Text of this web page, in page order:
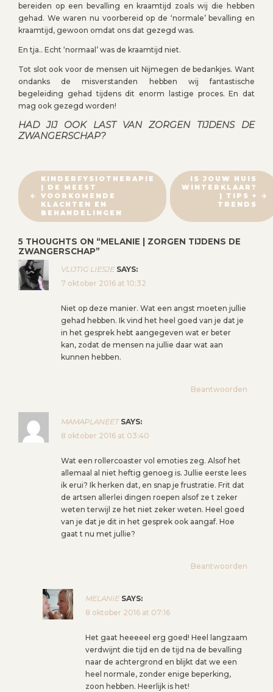
bereiden op een bevalling en kraamtijd zoals wij die hebben
gehad. We waren nu voorbereid op de ‘normale’ bevalling en
kraamtijd, gewoon omdat ons dat gezegd was.
En tja.. Echt ‘normaal’ was de kraamtijd niet.
Tot slot ook voor de mensen uit Nijmegen de bedankjes. Want
ondanks de misverstanden hebben wij fantastische
begeleiding gehad tijdens dit enorm lastige proces. En dat
mag ook gezegd worden!
HAD JIJ OOK LAST VAN ZORGEN TIJDENS DE
ZWANGERSCHAP?
B
E
R
C
H
T
N
KINDERFYSIOTHERAPIE
| DE MEEST
VOORKOMENDE
KLACHTEN EN
BEHANDELINGEN
IS JOUW HUIS
WINTERKLAAR?
| TIPS +
TRENDS
5 THOUGHTS ON “MELANIE | ZORGEN TIJDENS DE
ZWANGERSCHAP”
VLIJTIG LIESJE SAYS:
7 oktober 2016 at 10:32
Niet op deze manier. Wat een angst moeten jullie
gehad hebben. Ik vind het heel goed van je dat je
in het gesprek hebt aangegeven wat er beter
kan, zodat de mensen na jullie daar wat aan
kunnen hebben.
Beantwoorden
MAMAPLANEET SAYS:
8 oktober 2016 at 03:40
Wat een rollercoaster vol emoties zeg. Alsof het
allemaal al niet heftig genoeg is. Jullie eerste lees
ik erui? Ik herken dat, en snap je frustratie. Frit dat
de artsen allerlei dingen roepen alsof ze t zeker
weten terwijl ze het niet zeker weten. Heel goed
van je dat je dit in het gesprek ook aangaf. Hoe
gaat t nu met jullie?
Beantwoorden
MELANIE SAYS:
8 oktober 2016 at 07:16
Het gaat heeeeel erg goed! Heel langzaam
verdwijnt die tijd en de tijd na de bevalling
naar de achtergrond en blijkt dat we een
heel normale, zonder enige beperking,
zoon hebben. Heerlijk is het!